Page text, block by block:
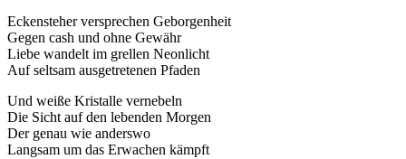
Eckensteher versprechen Geborgenheit
Gegen cash und ohne Gewähr
Liebe wandelt im grellen Neonlicht
Auf seltsam ausgetretenen Pfaden
Und weiße Kristalle vernebeln
Die Sicht auf den lebenden Morgen
Der genau wie anderswo
Langsam um das Erwachen kämpft